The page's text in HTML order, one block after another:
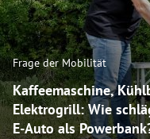
Frage der Mobilität
Kaffeemaschine,
Elektrogrill: Wie
E-Auto als